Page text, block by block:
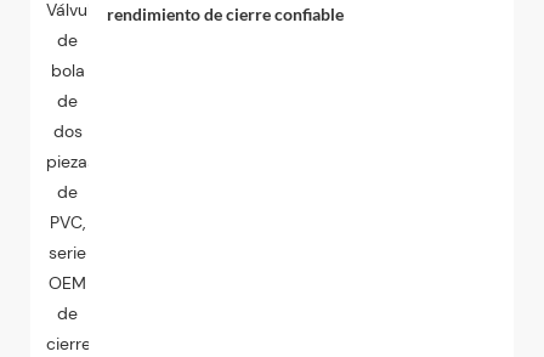
rendimiento de cierre confiable